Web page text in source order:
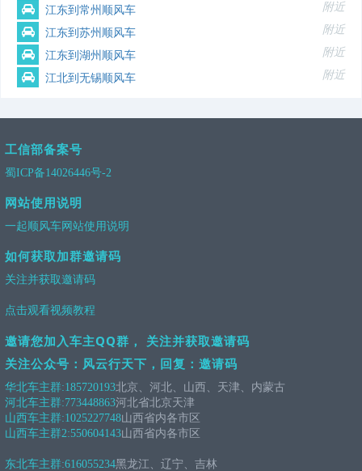
江东到常州顺风车 附近
江东到苏州顺风车 附近
江东到湖州顺风车 附近
江北到无锡顺风车 附近
工信部备案号
蜀ICP备14026446号-2
网站使用说明
一起顺风车网站使用说明
如何获取加群邀请码
关注并获取邀请码
点击观看视频教程
邀请您加入车主QQ群， 关注并获取邀请码
关注公众号：风云行天下，回复：邀请码
华北车主群:185720193北京、河北、山西、天津、内蒙古
河北车主群:773448863河北省北京天津
山西车主群:1025227748山西省内各市区
山西车主群2:550604143山西省内各市区
东北车主群:616055234黑龙江、辽宁、吉林